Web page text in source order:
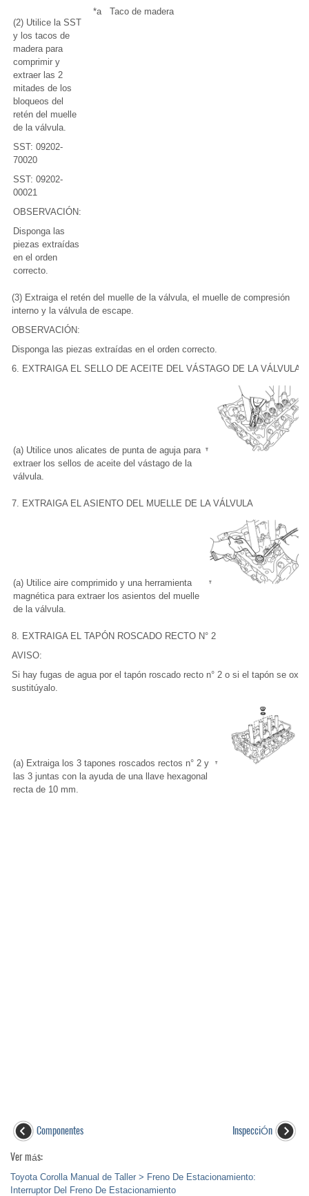
(2) Utilice la SST
y los tacos de
madera para
comprimir y
extraer las 2
mitades de los
bloqueos del
retén del muelle
de la válvula.
SST: 09202-
70020
SST: 09202-
00021
OBSERVACIÓN:
Disponga las
piezas extraídas
en el orden
correcto.
*a Taco de madera
(3) Extraiga el retén del muelle de la válvula, el muelle de compresión
interno y la válvula de escape.
OBSERVACIÓN:
Disponga las piezas extraídas en el orden correcto.
6. EXTRAIGA EL SELLO DE ACEITE DEL VÁSTAGO DE LA VÁLVULA
(a) Utilice unos alicates de punta de aguja para
extraer los sellos de aceite del vástago de la
válvula.
7. EXTRAIGA EL ASIENTO DEL MUELLE DE LA VÁLVULA
(a) Utilice aire comprimido y una herramienta
magnética para extraer los asientos del muelle
de la válvula.
8. EXTRAIGA EL TAPÓN ROSCADO RECTO N° 2
AVISO:
Si hay fugas de agua por el tapón roscado recto n° 2 o si el tapón se
sustitúyalo.
(a) Extraiga los 3 tapones roscados rectos n° 2 y
las 3 juntas con la ayuda de una llave hexagonal
recta de 10 mm.
Componentes
InspecciÓn
Ver más:
Toyota Corolla Manual de Taller > Freno De Estacionamiento:
Interruptor Del Freno De Estacionamiento